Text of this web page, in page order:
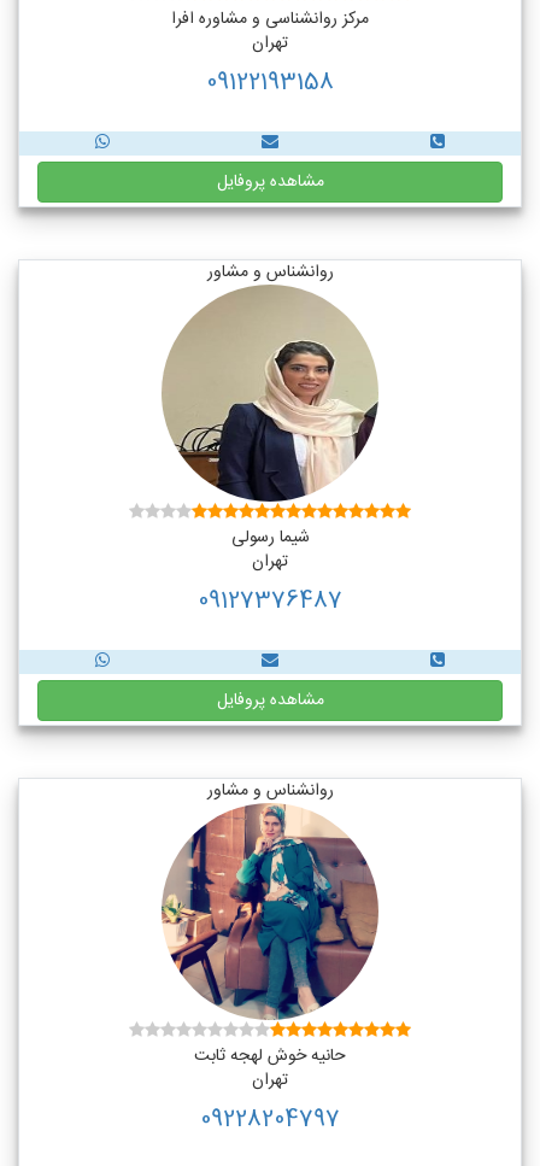
مرکز روانشناسی و مشاوره افرا
تهران
09122193158
مشاهده پروفایل
روانشناس و مشاور
شیما رسولی
تهران
09127376487
مشاهده پروفایل
روانشناس و مشاور
حانیه خوش لهجه ثابت
تهران
09228204797